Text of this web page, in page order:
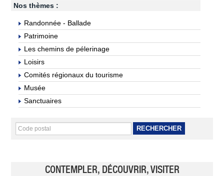
Nos thèmes :
Randonnée - Ballade
Patrimoine
Les chemins de pélerinage
Loisirs
Comités régionaux du tourisme
Musée
Sanctuaires
RECHERCHER
CONTEMPLER, DÉCOUVRIR, VISITER